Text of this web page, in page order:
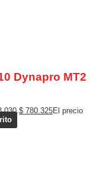
Dynapro MT2
$ 780.325El precio